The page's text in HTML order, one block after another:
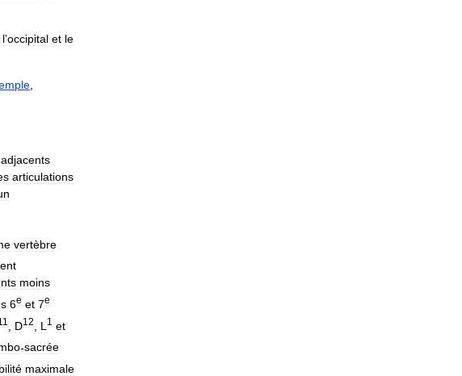
l’occipital et le
adjacents
articulations
vertèbre
moins
6e et 7e
D12 L 1 et
-sacrée
maximale